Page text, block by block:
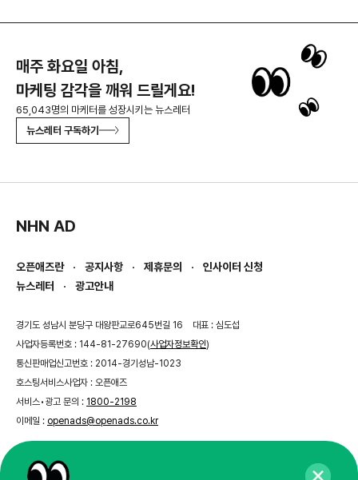
매주 화요일 아침,
마케팅 감각을 깨워 드릴게요!
65,043명의 마케터를 성장시키는 뉴스레터
뉴스레터 구독하기
NHN AD
오픈애즈란 공지사항 제휴문의
인사이터 신청
뉴스레터
광고안내
경기도 성남시 분당구 대왕판교로645번길 16
대표 : 심도섭
사업자등록번호 : 144-81-27690(사업자정보확인)
통신판매업신고번호 : 2014-경기성남-1023
호스팅서비스사업자 : 오픈애즈
서비스•광고 문의 : 1800-2198
이메일 : openads@openads.co.kr
이용약관개인정보처리방침